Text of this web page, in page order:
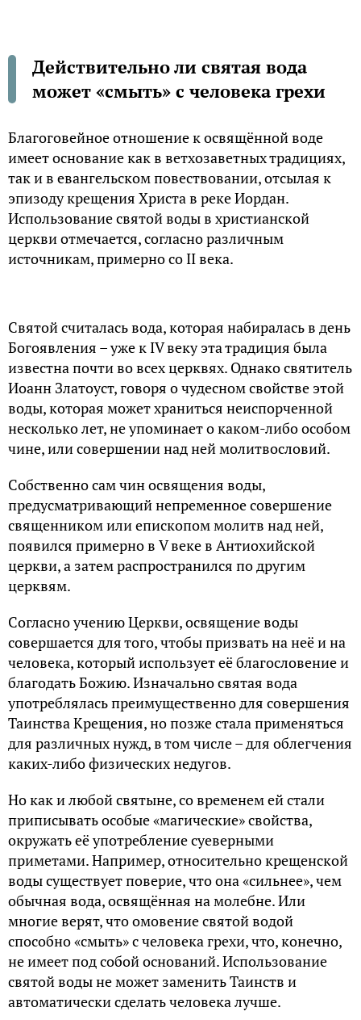
Действительно ли святая вода
может «смыть» с человека грехи
Благоговейное отношение к освящённой воде
имеет основание как в ветхозаветных традициях,
так и в евангельском повествовании, отсылая к
эпизоду крещения Христа в реке Иордан.
Использование святой воды в христианской
церкви отмечается, согласно различным
источникам, примерно со II века.
Святой считалась вода, которая набиралась в день
Богоявления – уже к IV веку эта традиция была
известна почти во всех церквях. Однако святитель
Иоанн Златоуст, говоря о чудесном свойстве этой
воды, которая может храниться неиспорченной
несколько лет, не упоминает о каком-либо особом
чине, или совершении над ней молитвословий.
Собственно сам чин освящения воды,
предусматривающий непременное совершение
священником или епископом молитв над ней,
появился примерно в V веке в Антиохийской
церкви, а затем распространился по другим
церквям.
Согласно учению Церкви, освящение воды
совершается для того, чтобы призвать на неё и на
человека, который использует её благословение и
благодать Божию. Изначально святая вода
употреблялась преимущественно для совершения
Таинства Крещения, но позже стала применяться
для различных нужд, в том числе – для облегчения
каких-либо физических недугов.
Но как и любой святыне, со временем ей стали
приписывать особые «магические» свойства,
окружать её употребление суеверными
приметами. Например, относительно крещенской
воды существует поверие, что она «сильнее», чем
обычная вода, освящённая на молебне. Или
многие верят, что омовение святой водой
способно «смыть» с человека грехи, что, конечно,
не имеет под собой оснований. Использование
святой воды не может заменить Таинств и
автоматически сделать человека лучше.